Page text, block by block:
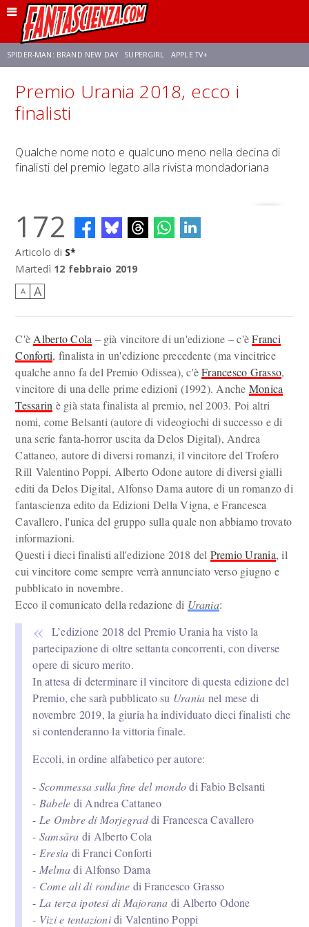
SPIDER-MAN: BRAND NEW DAY SUPERGIRL APPLE TV+
FRANCO RICCIARDIELLO ZENDAYA STAR TREK AVENGERS: DOOMSDAY
Premio Urania 2018, ecco i
finalisti
Qualche nome noto e qualcuno meno nella decina di
finalisti del premio legato alla rivista mondadoriana
172
Articolo di S*
Martedì 12 febbraio 2019
A A
C'è Alberto Cola – già vincitore di un'edizione – c'èFranci
Conforti, finalista in un'edizione precedente (ma vincitrice
qualche anno fa del Premio Odissea), c'èFrancesco Grasso,
vincitore di una delle prime edizioni (1992). Anche Monica
Tessarin è già stata finalista al premio, nel 2003. Poi altri
nomi, come Belsanti (autore di videogiochi di successo e di
una serie fanta-horror uscita da Delos Digital), Andrea
Cattaneo, autore di diversi romanzi, il vincitore del Trofero
Rill Valentino Poppi, Alberto Odone autore di diversi gialli
editi da Delos Digital, Alfonso Dama autore di un romanzo di
fantascienza edito da Edizioni Della Vigna, e Francesca
Cavallero, l'unica del gruppo sulla quale non abbiamo trovato
informazioni.
Questi i dieci finalisti all'edizione 2018 del Premio Urania, il
cui vincitore come sempre verrà annunciato verso giugno e
pubblicato in novembre.
Ecco il comunicato della redazione di Urania:
L’edizione 2018 del Premio Urania ha visto la
partecipazione di oltre settanta concorrenti, con diverse
opere di sicuro merito.
In attesa di determinare il vincitore di questa edizione del
Premio, che sarà pubblicato su Urania nel mese di
novembre 2019, la giuria ha individuato dieci finalisti che
si contenderanno la vittoria finale.
Eccoli, in ordine alfabetico per autore:
- Scommessa sulla fine del mondodi Fabio Belsanti
- Babele di Andrea Cattaneo
- Le Ombre di Morjegraddi Francesca Cavallero
- Samsāra di Alberto Cola
- Eresia di Franci Conforti
- Melmadi Alfonso Dama
- Come ali di rondine di Francesco Grasso
- La terza ipotesi di Majorana di Alberto Odone
- Vizi e tentazionidi Valentino Poppi